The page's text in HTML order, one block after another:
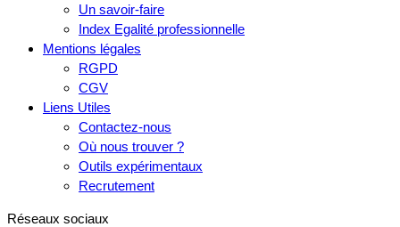
Un savoir-faire
Index Egalité professionnelle
Mentions légales
RGPD
CGV
Liens Utiles
Contactez-nous
Où nous trouver ?
Outils expérimentaux
Recrutement
Réseaux sociaux